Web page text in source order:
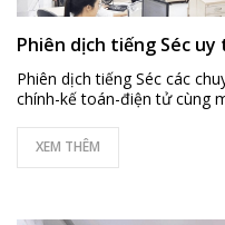
Phiên dịch tiếng Séc
Phiên dịch tiếng Séc các
chính-kế toán-điện tử cùng
XEM THÊM